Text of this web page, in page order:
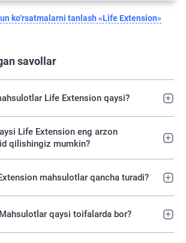
ko‘rsatmalarni tanlash «Life Extension»
savollar
Life Extension qaysi?
Life Extension eng arzon
qilishingiz mumkin?
mahsulotlar qancha turadi?
qaysi toifalarda bor?